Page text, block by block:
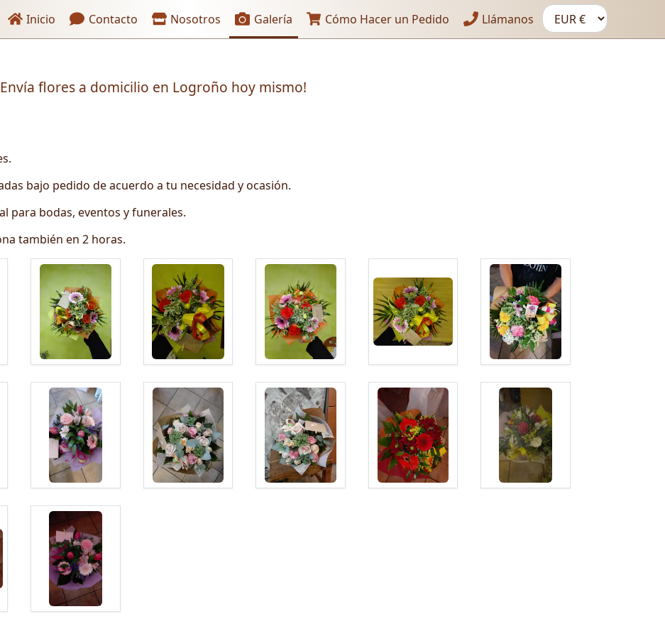
Enlaces de encabezado
Inicio Contacto Nosotros Galería Cómo Hacer un Pedido Llámanos
flores a domicilio en Logroño hoy mismo!
bajo pedido de acuerdo a tu necesidad y ocasión.
para bodas, eventos y funerales.
también en 2 horas.